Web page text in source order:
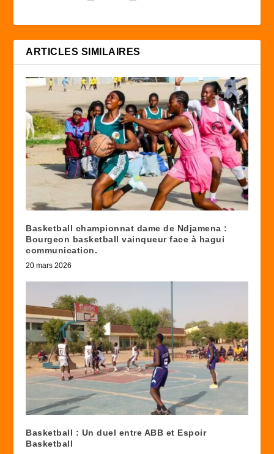
ARTICLES SIMILAIRES
Basketball championnat dame de Ndjamena :
Bourgeon basketball vainqueur face à hagui
communication.
20 mars 2026
Basketball : Un duel entre ABB et Espoir
Basketball